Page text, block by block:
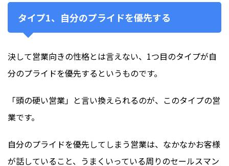
タイプ1、自分のプライドを優先する
決して営業向きの性格とは言えない、1つ目のタイプが自
分のプライドを優先するというものです。
「頭の硬い営業」と言い換えられるのが、このタイプの営
業です。
自分のプライドを優先してしまう営業は、なかなかお客様
が話していること、うまくいっている周りのセールスマン